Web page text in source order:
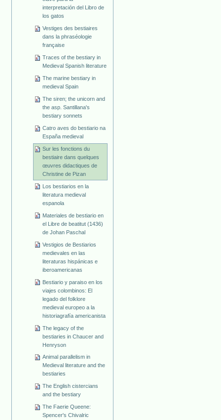
interpretación del Libro de
los gatos
Vestiges des bestiaires
dans la phraséologie
française
Traces of the bestiary in
Medieval Spanish literature
The marine bestiary in
medieval Spain
The siren; the unicorn and
the asp. Santillana's
bestiary sonnets
Catro aves do bestiario na
España medieval
Sur les fonctions du
bestiaire dans quelques
œuvres didactiques de
Christine de Pizan
Los bestiarios en la
literatura medieval
espanola
Materiales de bestiario en
el Libre de beatitut (1436)
de Johan Paschal
Vestigios de Bestiarios
medievales en las
literaturas hispánicas e
iberoamericanas
Bestiario y paraiso en los
viajes colombinos: El
legado del folklore
medieval europeo a la
historiagrafía americanista
The legacy of the
bestiaries in Chaucer and
Henryson
Animal parallelism in
Medieval literature and the
bestiaries
The English cistercians
and the bestiary
The Faerie Queene:
Spencer's Chivalric